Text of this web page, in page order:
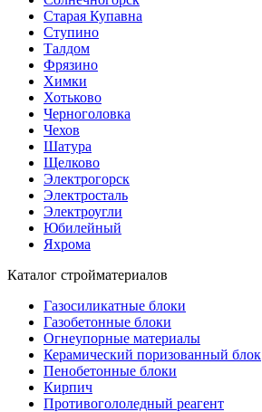
Старая Купавна
Ступино
Талдом
Фрязино
Химки
Хотьково
Черноголовка
Чехов
Шатура
Щелково
Электрогорск
Электросталь
Электроугли
Юбилейный
Яхрома
Каталог стройматериалов
Газосиликатные блоки
Газобетонные блоки
Огнеупорные материалы
Керамический поризованный блок
Пенобетонные блоки
Кирпич
Противогололедный реагент